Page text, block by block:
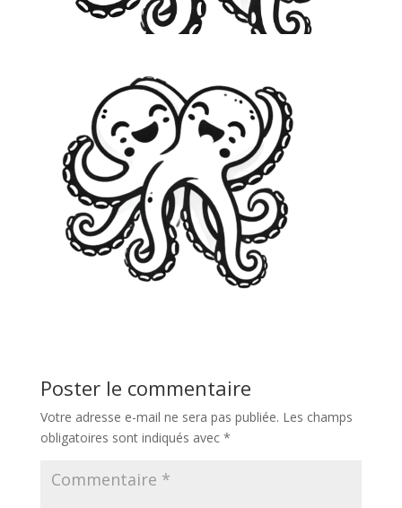
Poster le commentaire
Votre adresse e-mail ne sera pas publiée. Les champs
obligatoires sont indiqués avec *